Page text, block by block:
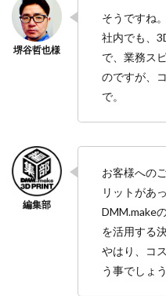
そうですね
社内でも、
で、業務ス
のですが、
で。
お客様への
リットがあ
DMM.make
を活用する
やはり、コ
う事でしょ